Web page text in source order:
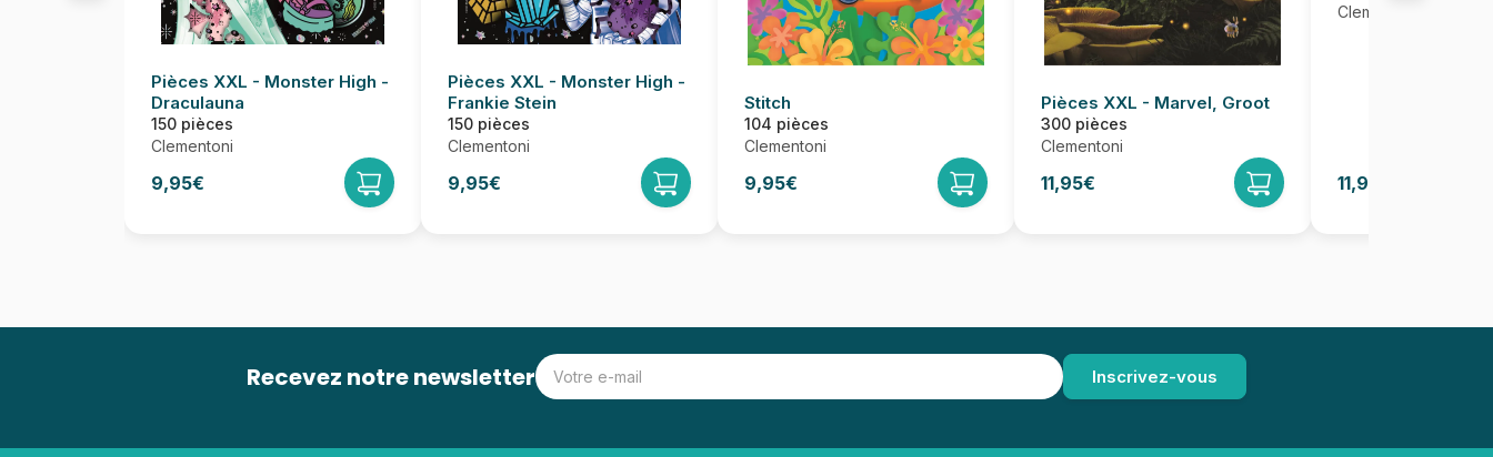
Pièces XXL - Monster High -
Draculauna
150 pièces
Clementoni
9,95€
Pièces XXL - Monster High -
Frankie Stein
150 pièces
Clementoni
9,95€
Stitch
104 pièces
Clementoni
9,95€
Pièces XXL - Marvel, Groot
300 pièces
Clementoni
11,95€
Clementoni
11,95€
Recevez notre newsletter